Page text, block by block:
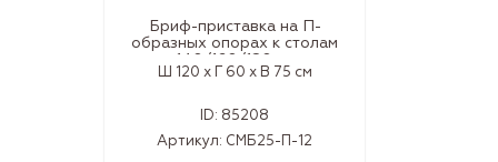
Бриф-приставка на П-
образных опорах к столам
140/160/180 см
Ш 120 x Г 60 x В 75 см
ID: 85208
Артикул: СМБ25-П-12